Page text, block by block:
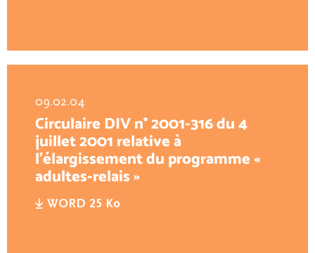
09.02.04
Circulaire DIV n° 2001-316 du 4
juillet 2001 relative à
l’élargissement du programme «
adultes-relais »
WORD 25 Ko